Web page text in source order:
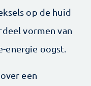
op de huid
vormen van
energie oogst.
een